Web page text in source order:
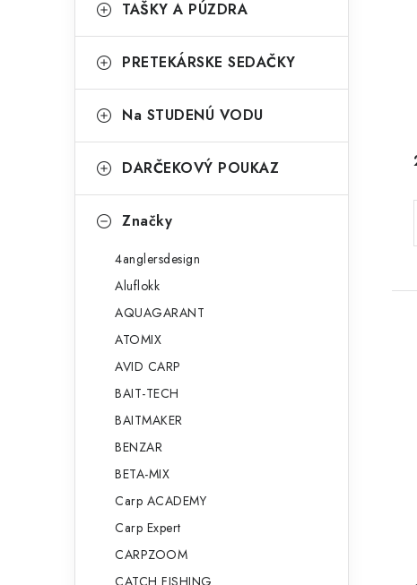
TAŠKY A PÚZDRA
PRETEKÁRSKE SEDAČKY
Na STUDENÚ VODU
DARČEKOVÝ POUKAZ
Značky
4anglersdesign
Aluflokk
AQUAGARANT
ATOMIX
AVID CARP
BAIT-TECH
BAITMAKER
BENZAR
BETA-MIX
Carp ACADEMY
Carp Expert
CARPZOOM
CATCH FISHING